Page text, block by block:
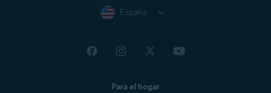
España
Para el hogar